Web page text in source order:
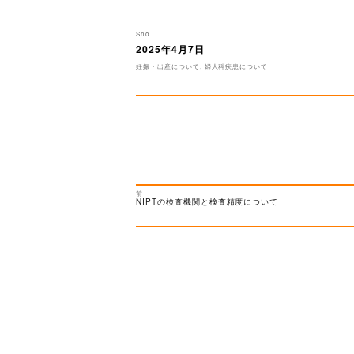
投
者
Sho
投
日:
2025年4月7日
カ
リ
妊娠・出産について 婦人科疾患について
投
前
過
去
投
NIPTの検査機関と検査精度について
の